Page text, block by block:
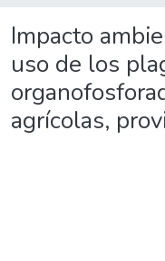
Impacto
uso de los
agrícolas,